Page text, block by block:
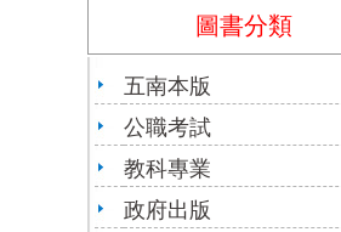
圖書分類
五南本版
公職考試
教科專業
政府出版